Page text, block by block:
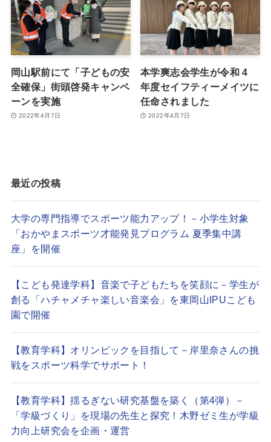
岡山駅前にて「子どもの安
全確保」街頭啓発キャンペ
ーンを実施
2022年4月7日
本学爽志会学生が令和 4
年度セイフティーメイツに
任命されました
2022年4月7日
最近の投稿
大学の専門指導でスポーツ能力アップ！－小学生対象
「おかやまスポーツ才能発見プログラム 夏季集中講
座」を開催
【こども発達学科】音楽で子どもたちを笑顔に－学生が
創る「ハチャメチャ楽しい音楽会」を東岡山IPUこども
園で開催
【教育学科】オリンピックを目指して－岸里奈さんの挑
戦をスポーツ科学でサポート！
【教育学科】揺るぎない研究基盤を築く（第4弾）－
「学級づくり」を現場の先生と探究！木野ゼミ生が学級
力向上研究会を企画・運営